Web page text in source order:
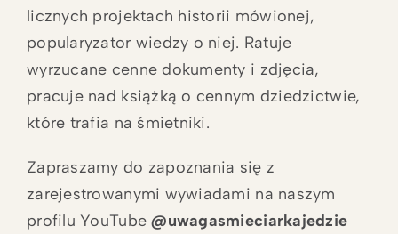
licznych projektach historii mówionej,
popularyzator wiedzy o niej. Ratuje
wyrzucane cenne dokumenty i zdjęcia,
pracuje nad książką o cennym dziedzictwie,
które trafia na śmietniki.
Zapraszamy do zapoznania się z
zarejestrowanymi wywiadami na naszym
profilu YouTube@uwagasmieciarkajedzie